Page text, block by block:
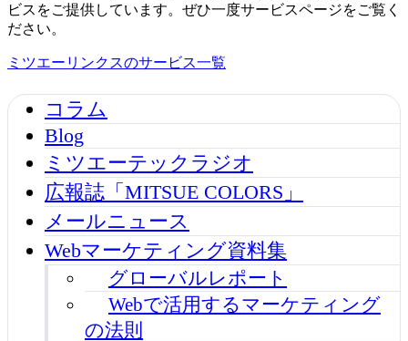
ビスをご提供しています。ぜひ一度サービスページをご覧く
ださい。
ミツエーリンクスのサービス一覧
コラム
Blog
ミツエーテックラジオ
広報誌「MITSUE COLORS」
メールニュース
Webマーケティング資料集
グローバルレポート
Webで活用するマーケティング
の法則